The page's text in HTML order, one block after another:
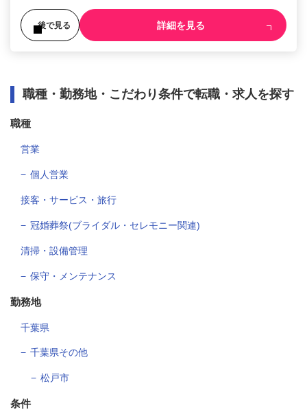
後で見る 詳細を見る
職種・勤務地・こだわり条件で転職・求人を探す
職種
営業
個人営業
接客・サービス・旅行
冠婚葬祭(ブライダル・セレモニー関連)
清掃・設備管理
保守・メンテナンス
勤務地
千葉県
千葉県その他
松戸市
条件